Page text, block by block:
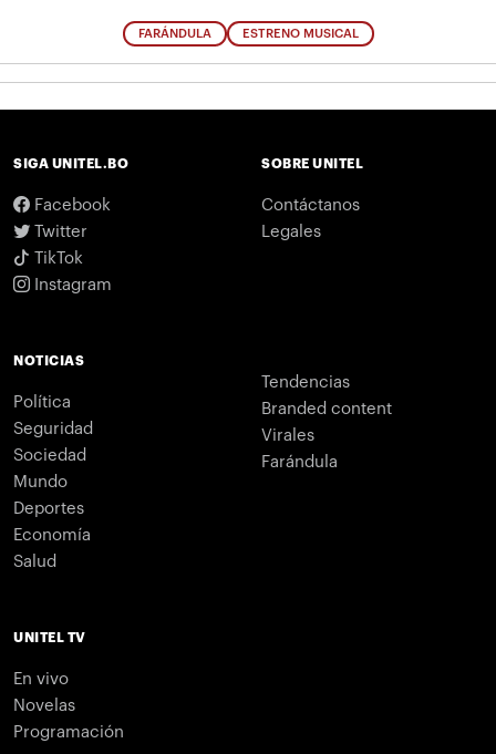
FARÁNDULA ESTRENO MUSICAL
SIGA UNITEL.BO
Facebook
Twitter
TikTok
Instagram
SOBRE UNITEL
Contáctanos
Legales
NOTICIAS
Política
Seguridad
Sociedad
Mundo
Deportes
Economía
Salud
Tendencias
Branded content
Virales
Farándula
UNITEL TV
En vivo
Novelas
Programación